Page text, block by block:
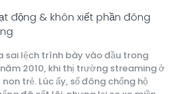
động & khôn xiết phần đông
sai lệch trình bày vào đầu trong
2010, khi thị trường streaming ở
trẻ. Lúc ấy, số đông chống hộ